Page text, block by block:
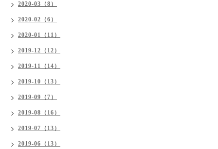
2020-03（8）
2020-02（6）
2020-01（11）
2019-12（12）
2019-11（14）
2019-10（13）
2019-09（7）
2019-08（16）
2019-07（13）
2019-06（13）